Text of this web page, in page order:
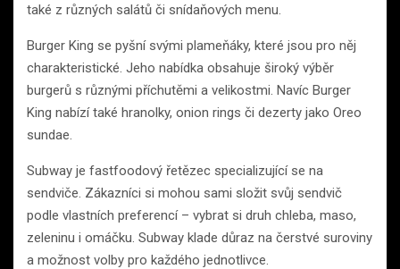
také z různých salátů či snídaňových menu.
Burger King se pyšní svými plameňáky, které jsou pro něj
charakteristické. Jeho nabídka obsahuje široký výběr
burgerů s různými příchutěmi a velikostmi. Navíc Burger
King nabízí také hranolky, onion rings či dezerty jako Oreo
sundae.
Subway je fastfoodový řetězec specializující se na
sendviče. Zákazníci si mohou sami složit svůj sendvič
podle vlastních preferencí – vybrat si druh chleba, maso,
zeleninu i omáčku. Subway klade důraz na čerstvé suroviny
a možnost volby pro každého jednotlivce.